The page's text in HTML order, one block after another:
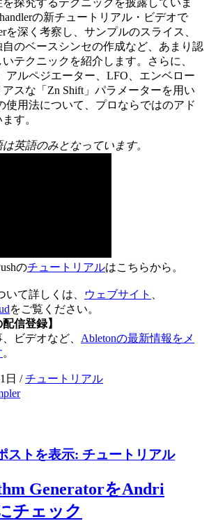
探究するテクニックを披露していま
の新チュートリアル・ビデオで
を深く考察し、サンプルのスライス、
のベースシンセの作成など、あまり認
テクニックを紹介します。さらに、
アルペジエーター、LFO、エンベロー
スな「Zn Shift」パラメーターを用い
使用法について、プロならではのアド
す。
英語のみとなっています。
のチュートリアルはこちらから。
いて詳しくは、 ウェブサイト 、
をご覧ください。
信登録】
ビデオなど、 Abletonの最新情報をメ
。
日 /チュートリアル
ストを表示: チュートリアル
GeneratorをAndri
チェック